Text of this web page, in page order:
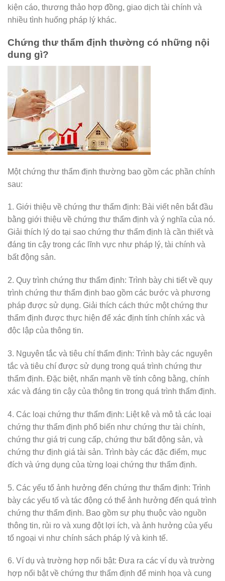
kiện cáo, thương thảo hợp đồng, giao dịch tài chính và
nhiều tình huống pháp lý khác.
Chứng thư thẩm định thường có những nội
dung gì?
Một chứng thư thẩm định thường bao gồm các phần chính
sau:
1. Giới thiệu về chứng thư thẩm định: Bài viết nên bắt đầu
bằng giới thiệu về chứng thư thẩm định và ý nghĩa của nó.
Giải thích lý do tại sao chứng thư thẩm định là cần thiết và
đáng tin cậy trong các lĩnh vực như pháp lý, tài chính và
bất động sản.
2. Quy trình chứng thư thẩm định: Trình bày chi tiết về quy
trình chứng thư thẩm định bao gồm các bước và phương
pháp được sử dụng. Giải thích cách thức một chứng thư
thẩm định được thực hiện để xác định tính chính xác và
độc lập của thông tin.
3. Nguyên tắc và tiêu chí thẩm định: Trình bày các nguyên
tắc và tiêu chí được sử dụng trong quá trình chứng thư
thẩm định. Đặc biệt, nhấn mạnh về tính công bằng, chính
xác và đáng tin cậy của thông tin trong quá trình thẩm định.
4. Các loại chứng thư thẩm định: Liệt kê và mô tả các loại
chứng thư thẩm định phổ biến như chứng thư tài chính,
chứng thư giá trị cung cấp, chứng thư bất động sản, và
chứng thư định giá tài sản. Trình bày các đặc điểm, mục
đích và ứng dụng của từng loại chứng thư thẩm định.
5. Các yếu tố ảnh hưởng đến chứng thư thẩm định: Trình
bày các yếu tố và tác động có thể ảnh hưởng đến quá trình
chứng thư thẩm định. Bao gồm sự phụ thuộc vào nguồn
thông tin, rủi ro và xung đột lợi ích, và ảnh hưởng của yếu
tố ngoại vi như chính sách pháp lý và kinh tế.
6. Ví dụ và trường hợp nổi bật: Đưa ra các ví dụ và trường
hợp nổi bật về chứng thư thẩm định để minh họa và cung